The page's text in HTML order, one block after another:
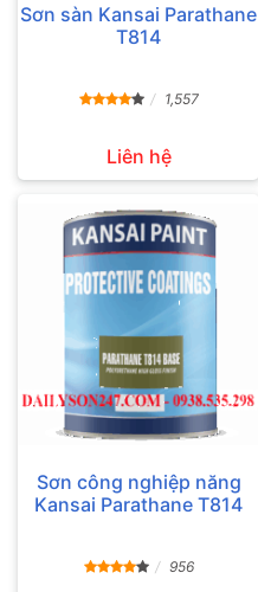
Sơn sàn Kansai Parathane
T814
1,557
Liên hệ
Sơn công nghiệp năng
Kansai Parathane T814
956